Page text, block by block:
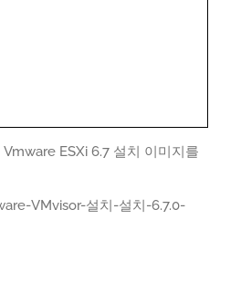
ESXi 6.7 설치 이미지를
VMvisor-설치-설치-6.7.0-